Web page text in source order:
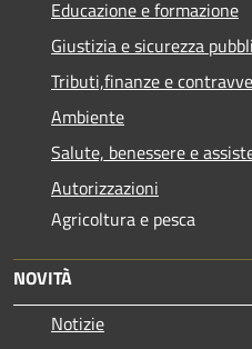
Educazione e formazione
Giustizia e sicurezza
Tributi,finanze e
Ambiente
Salute, benessere e
Autorizzazioni
Agricoltura e pesca
NOVITÀ
Notizie